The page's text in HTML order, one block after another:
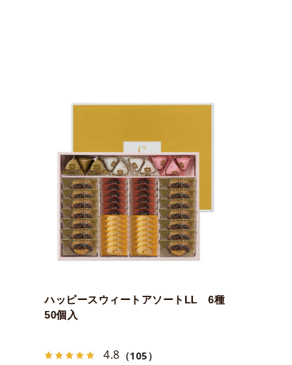
ハッピースウィートアソートLL 6種
50個入
4.8 （105）